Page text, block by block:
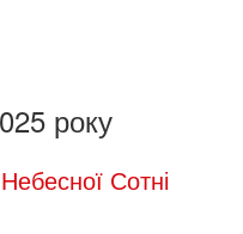
року
Сотні